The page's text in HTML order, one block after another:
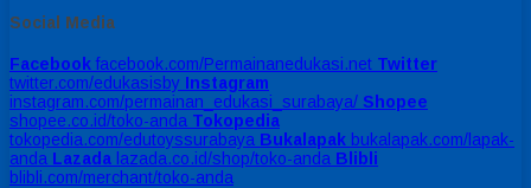
Social Media
Facebook facebook.com/Permainanedukasi.net Twitter
twitter.com/edukasisby Instagram
instagram.com/permainan_edukasi_surabaya/ Shopee
shopee.co.id/toko-anda Tokopedia
tokopedia.com/edutoyssurabaya Bukalapak bukalapak.com/lapak-
anda Lazada lazada.co.id/shop/toko-anda Blibli
blibli.com/merchant/toko-anda